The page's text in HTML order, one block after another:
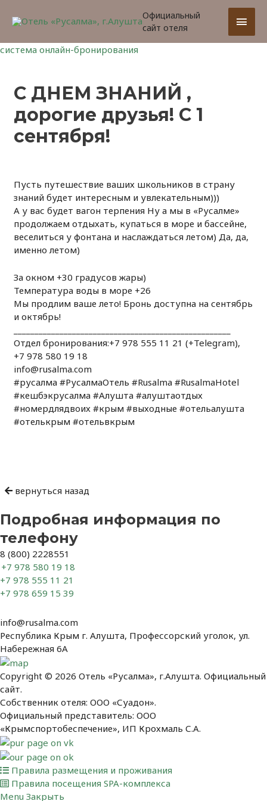
Официальный
сайт отеля
система онлайн-бронирования
С ДНЕМ ЗНАНИЙ ,
дорогие друзья! С 1
сентября!
Пусть путешествие ваших школьников в страну
знаний будет интересным и увлекательным)))
А у вас будет вагон терпения Ну а мы в «Русалме»
продолжаем отдыхать, купаться в море и бассейне,
веселиться у фонтана и наслаждаться летом) Да, да,
именно летом)
За окном +30 градусов жары)
Температура воды в море +26
Мы продлим ваше лето! Бронь доступна на сентябрь
и октябрь!
Отдел бронирования:+7 978 555 11 21 (+Telegram),
+7 978 580 19 18
info@rusalma.com
#русалма #РусалмаОтель #Rusalma #RusalmaHotel
#кешбэкрусалма #Алушта #алуштаотдых
#номердлядвоих #крым #выходные #отельалушта
#отелькрым #отельвкрым
записям
вернуться назад
Подробная информация по
телефону
8 (800) 2228551
+7 978 580 19 18
+7 978 555 11 21
+7 978 659 15 39
info@rusalma.com
Республика Крым г. Алушта, Профессорский уголок, ул.
Набережная 6А
Copyright © 2026 Отель «Русалма», г.Алушта. Официальный
сайт.
Собственник отеля: ООО «Суадон».
Официальный представитель: ООО
«Крымспортобеспечение», ИП Крохмаль С.А.
Правила размещения и проживания
Правила посещения SPA-комплекса
Menu Закрыть